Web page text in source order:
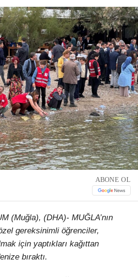
ABONE OL
(Muğla), (DHA)- MUĞLA’nın
gereksinimli öğrenciler,
için yaptıkları kağıttan
bıraktı.